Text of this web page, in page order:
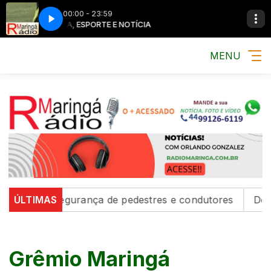
00:00 - 23:59
MÚSICA, ESPORTE E NOTÍCIA MÚSICA,
MENU
ÚLTIMAS
segurança de pedestres e condutores Defesa
Grêmio Maringá